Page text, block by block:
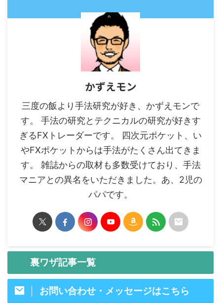
かずえモン
三度の飯より手法研究が好き、かずえモンで
す。 手法の研究とテクニカルの研究が好きす
ぎるFXトレーダーです。 四次元ポケット、い
やFXポケットからは手法がたくさん出てきま
す。 雑誌からの取材も多数受けており、手法
マニアとの異名をいただきました。あ、2児の
パパです。
裏ワザ記事一覧
お問い合わせ・メッセージはこちら